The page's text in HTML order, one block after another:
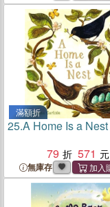
滿額折
25.A Home Is a Nest
79
571
無庫存